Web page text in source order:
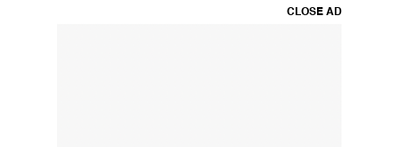
CLOSE AD